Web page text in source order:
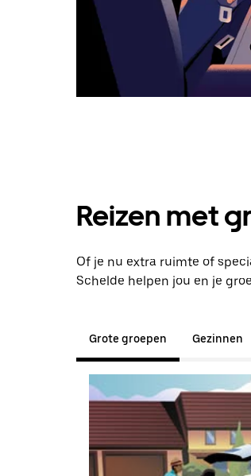
Reizen met
Of je nu extra ruimte of
Schelde helpen jou en je
Grote groepen Gezinnen